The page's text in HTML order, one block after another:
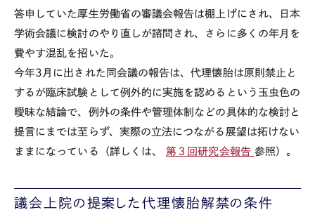
答申していた厚生労働省の審議会報告は棚上げにされ、日本
学術会議に検討のやり直しが諮問され、さらに多くの年月を
費やす混乱を招いた。
今年3月に出された同会議の報告は、代理懐胎は原則禁止と
するが臨床試験として例外的に実施を認めるという玉虫色の
曖昧な結論で、例外の条件や管理体制などの具体的な検討と
提言にまでは至らず、実際の立法につながる展望は拓けない
ままになっている（詳しくは、第３回研究会報告 参照）。
議会上院の提案した代理懐胎解禁の条件